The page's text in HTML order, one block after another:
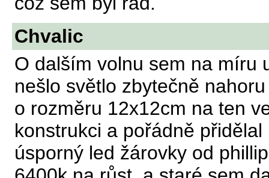
Chvalic
O dalším volnu sem na míru
nešlo světlo zbytečně
o rozměru 12x12cm na ten
konstrukci a pořádně
úsporný led žárovky od